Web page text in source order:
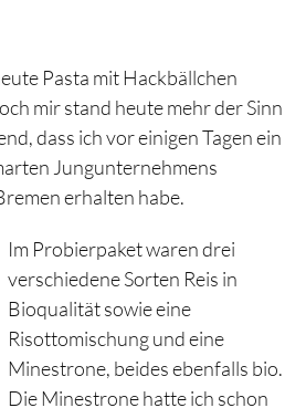
Pasta mit Hackbällchen
mir stand heute mehr der Sinn
dass ich vor einigen Tagen ein
Jungunternehmens
erhalten habe.
Im Probierpaket waren drei
verschiedene Sorten Reis in
Bioqualität sowie eine
Risottomischung und eine
Minestrone, beides ebenfalls bio.
Die Minestrone hatte ich schon